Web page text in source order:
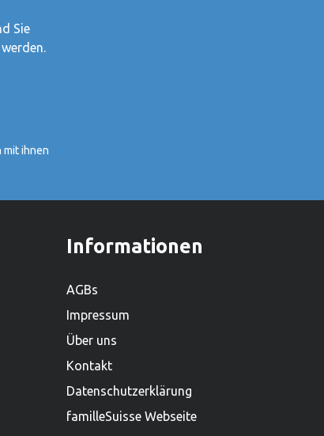
Holstein, und beschäftigt weltweit über
Sortiment von mehr als 2.000
Produkten ist es zudem einer der
Sie
mit ihnen
Informationen
AGBs
Impressum
Über uns
Kontakt
Datenschutzerklärung
familleSuisse Webseite